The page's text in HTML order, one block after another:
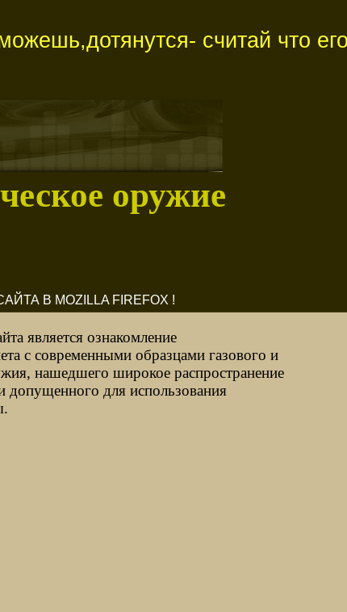
считай что
оружие
В MOZILLA FIREFOX !
является ознакомление
с современными образцами газового и
нашедшего широкое распространение
допущенного для использования